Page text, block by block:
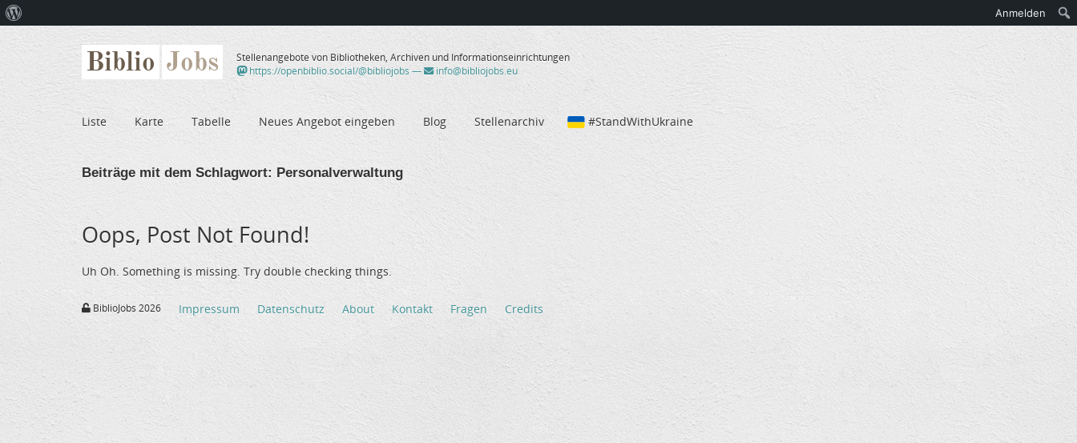
Biblio Jobs
Stellenangebote von Bibliotheken, Archiven und Informationseinrichtungen
https://openbiblio.social/@bibliojobs — info@bibliojobs.eu
Liste Karte Tabelle Neues Angebot eingeben Blog Stellenarchiv #StandWithUkraine
Beiträge mit dem Schlagwort: Personalverwaltung
Oops, Post Not Found!
Uh Oh. Something is missing. Try double checking things.
BiblioJobs 2026 Impressum Datenschutz About Kontakt Fragen Credits
WordPress
Anmelden